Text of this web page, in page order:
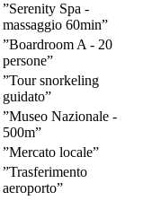
”Serenity Spa -
massaggio 60min”
”Boardroom A - 20
persone”
”Tour snorkeling
guidato”
”Museo Nazionale -
500m”
”Mercato locale”
”Trasferimento
aeroporto”